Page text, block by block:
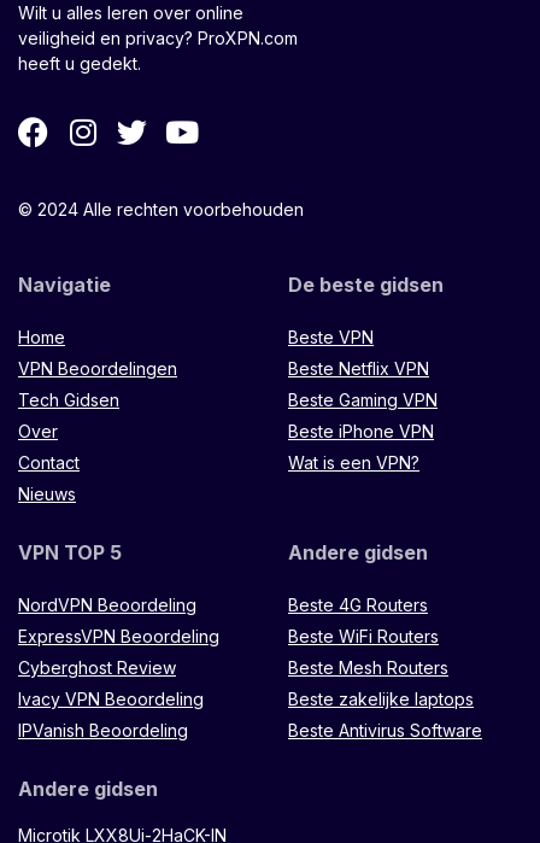
Wilt u alles leren over online
veiligheid en privacy? ProXPN.com
heeft u gedekt.
© 2024 Alle rechten voorbehouden
Navigatie
Home
VPN Beoordelingen
Tech Gidsen
Over
Contact
Nieuws
De beste gidsen
Beste VPN
Beste Netflix VPN
Beste Gaming VPN
Beste iPhone VPN
Wat is een VPN?
VPN TOP 5
NordVPN Beoordeling
ExpressVPN Beoordeling
Cyberghost Review
Ivacy VPN Beoordeling
IPVanish Beoordeling
Andere gidsen
Beste 4G Routers
Beste WiFi Routers
Beste Mesh Routers
Beste zakelijke laptops
Beste Antivirus Software
Andere gidsen
Microtik LXX8Ui-2HaCK-IN